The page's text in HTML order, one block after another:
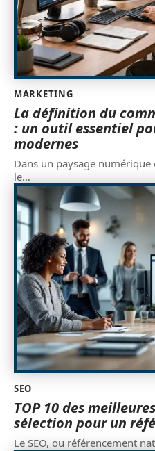
MARKETING
La définition du
: un outil essentiel
modernes
Dans un paysage
le…
SEO
TOP 10 des
sélection pour un
Le SEO, ou référencement